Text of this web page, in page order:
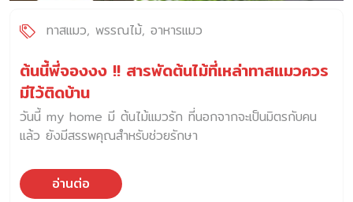
ทาสแมว พรรณไม้ อาหารแมว
ต้นนี้พี่จองงง !! สารพัดต้นไม้ที่เหล่าทาสแมวควร
มีไว้ติดบ้าน
วันนี้ my home มี ต้นไม้แมวรัก ที่นอกจากจะเป็นมิตรกับคน
แล้ว ยังมีสรรพคุณสำหรับช่วยรักษา
อ่านต่อ